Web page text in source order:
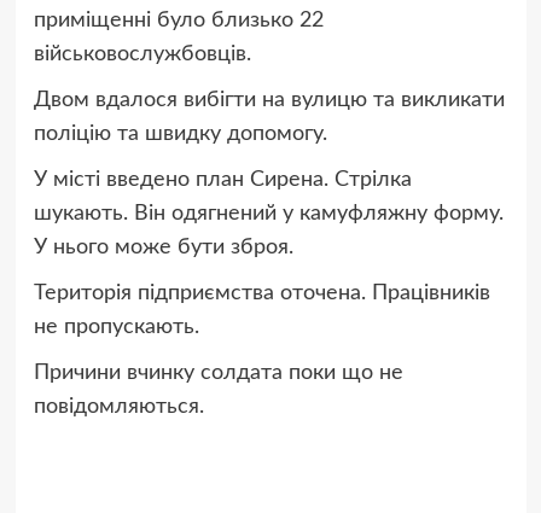
приміщенні було близько 22
військовослужбовців.
Двом вдалося вибігти на вулицю та викликати
поліцію та швидку допомогу.
У місті введено план Сирена. Стрілка
шукають. Він одягнений у камуфляжну форму.
У нього може бути зброя.
Територія підприємства оточена. Працівників
не пропускають.
Причини вчинку солдата поки що не
повідомляються.